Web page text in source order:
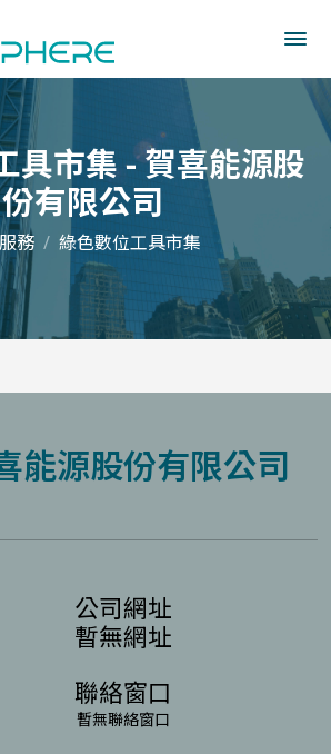
具市集 - 賀喜能源股
份有限公司
務 綠色數位工具市集
能源股份有限公司
公司網址
暫無網址
聯絡窗口
暫無聯絡窗口